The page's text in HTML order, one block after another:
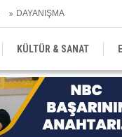
DAYANIŞMA
KÜLTÜR & SANAT
SEKTÖR